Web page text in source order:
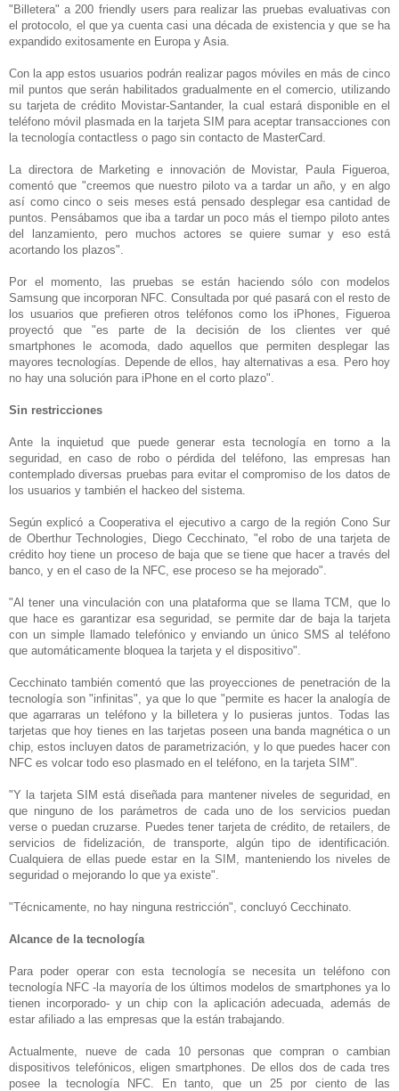
"Billetera" a 200 friendly users para realizar las pruebas evaluativas con
el protocolo, el que ya cuenta casi una década de existencia y que se ha
expandido exitosamente en Europa y Asia.
Con la app estos usuarios podrán realizar pagos móviles en más de cinco
mil puntos que serán habilitados gradualmente en el comercio, utilizando
su tarjeta de crédito Movistar-Santander, la cual estará disponible en el
teléfono móvil plasmada en la tarjeta SIM para aceptar transacciones con
la tecnología contactless o pago sin contacto de MasterCard.
La directora de Marketing e innovación de Movistar, Paula Figueroa,
comentó que "creemos que nuestro piloto va a tardar un año, y en algo
así como cinco o seis meses está pensado desplegar esa cantidad de
puntos. Pensábamos que iba a tardar un poco más el tiempo piloto antes
del lanzamiento, pero muchos actores se quiere sumar y eso está
acortando los plazos".
Por el momento, las pruebas se están haciendo sólo con modelos
Samsung que incorporan NFC. Consultada por qué pasará con el resto de
los usuarios que prefieren otros teléfonos como los iPhones, Figueroa
proyectó que "es parte de la decisión de los clientes ver qué
smartphones le acomoda, dado aquellos que permiten desplegar las
mayores tecnologías. Depende de ellos, hay alternativas a esa. Pero hoy
no hay una solución para iPhone en el corto plazo".
Sin restricciones
Ante la inquietud que puede generar esta tecnología en torno a la
seguridad, en caso de robo o pérdida del teléfono, las empresas han
contemplado diversas pruebas para evitar el compromiso de los datos de
los usuarios y también el hackeo del sistema.
Según explicó a Cooperativa el ejecutivo a cargo de la región Cono Sur
de Oberthur Technologies, Diego Cecchinato, "el robo de una tarjeta de
crédito hoy tiene un proceso de baja que se tiene que hacer a través del
banco, y en el caso de la NFC, ese proceso se ha mejorado".
"Al tener una vinculación con una plataforma que se llama TCM, que lo
que hace es garantizar esa seguridad, se permite dar de baja la tarjeta
con un simple llamado telefónico y enviando un único SMS al teléfono
que automáticamente bloquea la tarjeta y el dispositivo".
Cecchinato también comentó que las proyecciones de penetración de la
tecnología son "infinitas", ya que lo que "permite es hacer la analogía de
que agarraras un teléfono y la billetera y lo pusieras juntos. Todas las
tarjetas que hoy tienes en las tarjetas poseen una banda magnética o un
chip, estos incluyen datos de parametrización, y lo que puedes hacer con
NFC es volcar todo eso plasmado en el teléfono, en la tarjeta SIM".
"Y la tarjeta SIM está diseñada para mantener niveles de seguridad, en
que ninguno de los parámetros de cada uno de los servicios puedan
verse o puedan cruzarse. Puedes tener tarjeta de crédito, de retailers, de
servicios de fidelización, de transporte, algún tipo de identificación.
Cualquiera de ellas puede estar en la SIM, manteniendo los niveles de
seguridad o mejorando lo que ya existe".
"Técnicamente, no hay ninguna restricción", concluyó Cecchinato.
Alcance de la tecnología
Para poder operar con esta tecnología se necesita un teléfono con
tecnología NFC -la mayoría de los últimos modelos de smartphones ya lo
tienen incorporado- y un chip con la aplicación adecuada, además de
estar afiliado a las empresas que la están trabajando.
Actualmente, nueve de cada 10 personas que compran o cambian
dispositivos telefónicos, eligen smartphones. De ellos dos de cada tres
posee la tecnología NFC. En tanto, que un 25 por ciento de las